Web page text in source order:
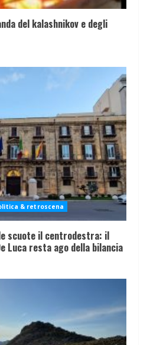
del kalashnikov e degli
& retroscena
scuote il centrodestra: il
Luca resta ago della bilancia